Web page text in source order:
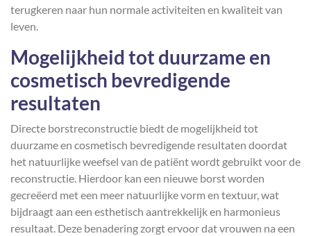
terugkeren naar hun normale activiteiten en kwaliteit van
leven.
Mogelijkheid tot duurzame en
cosmetisch bevredigende
resultaten
Directe borstreconstructie biedt de mogelijkheid tot
duurzame en cosmetisch bevredigende resultaten doordat
het natuurlijke weefsel van de patiënt wordt gebruikt voor de
reconstructie. Hierdoor kan een nieuwe borst worden
gecreëerd met een meer natuurlijke vorm en textuur, wat
bijdraagt aan een esthetisch aantrekkelijk en harmonieus
resultaat. Deze benadering zorgt ervoor dat vrouwen na een